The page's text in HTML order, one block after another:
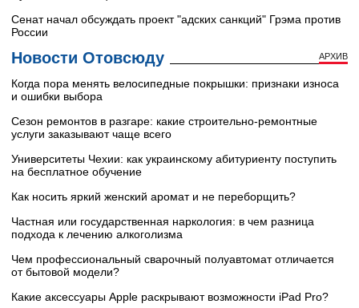
Сенат начал обсуждать проект "адских санкций" Грэма против
России
Новости Отовсюду АРХИВ
Когда пора менять велосипедные покрышки: признаки износа
и ошибки выбора
Сезон ремонтов в разгаре: какие строительно-ремонтные
услуги заказывают чаще всего
Университеты Чехии: как украинскому абитуриенту поступить
на бесплатное обучение
Как носить яркий женский аромат и не переборщить?
Частная или государственная наркология: в чем разница
подхода к лечению алкоголизма
Чем профессиональный сварочный полуавтомат отличается
от бытовой модели?
Какие аксессуары Apple раскрывают возможности iPad Pro?